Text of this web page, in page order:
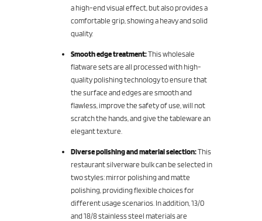
a high-end visual effect, but also provides a
comfortable grip, showing a heavy and solid
quality.
Smooth edge treatment:This wholesale
flatware sets are all processed with high-
quality polishing technology to ensure that
the surface and edges are smooth and
flawless, improve the safety of use, will not
scratch the hands, and give the tableware an
elegant texture.
Diverse polishing and material selection:This
restaurant silverware bulk can be selected in
two styles: mirror polishing and matte
polishing, providing flexible choices for
different usage scenarios. In addition, 13/0
and 18/8 stainless steel materials are